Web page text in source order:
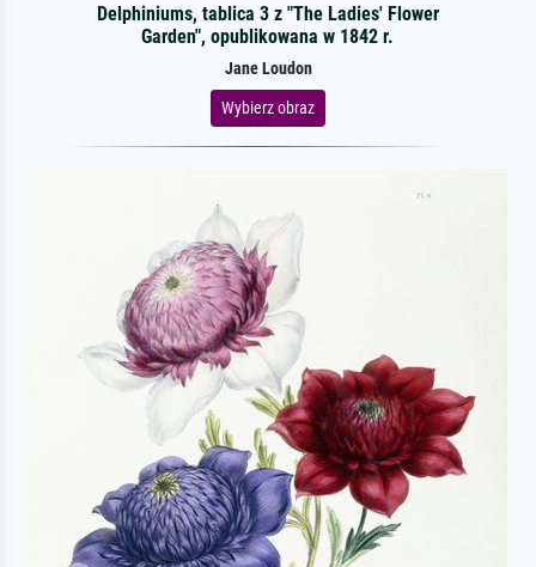
Delphiniums, tablica 3 z "The Ladies' Flower
Garden", opublikowana w 1842 r.
Jane Loudon
Wybierz obraz